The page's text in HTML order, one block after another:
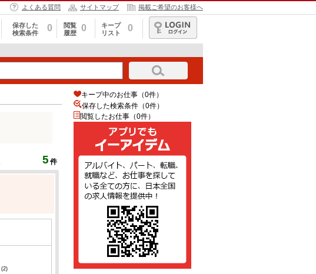
よくある質問 サイトマップ 掲載ご希望のお客様へ
保存した
検索条件
0
閲覧
履歴
0
キープ
リスト
0
ログイン
5 件
(2)
キープ中のお仕事（0件）
保存した検索条件（0件）
閲覧したお仕事（0件）